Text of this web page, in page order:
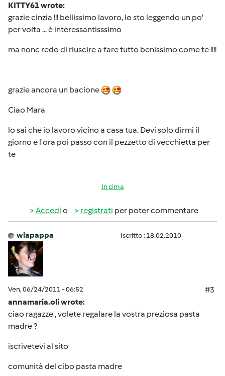
KITTY61 wrote:
grazie cinzia !!! bellissimo lavoro, lo sto leggendo un po'
per volta ... è interessantisssimo
ma nonc redo di riuscire a fare tutto benissimo come te !!!!
grazie ancora un bacione
Ciao Mara
lo sai che io lavoro vicino a casa tua. Devi solo dirmi il
giorno e l'ora poi passo con il pezzetto di vecchietta per
te
In cima
Accedi o registrati per poter commentare
wlapappa Iscritto : 18.02.2010
Ven, 06/24/2011 - 06:52
#3
annamaria.oli wrote:
ciao ragazze , volete regalare la vostra preziosa pasta
madre ?
iscrivetevi al sito
comunità del cibo pasta madre